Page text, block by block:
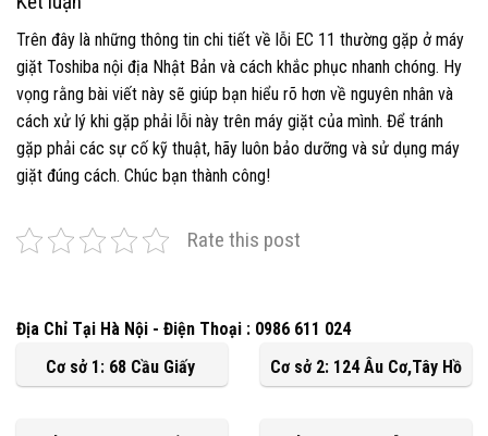
Trên đây là những thông tin chi tiết về lỗi EC 11 thường gặp ở máy
giặt Toshiba nội địa Nhật Bản và cách khắc phục nhanh chóng. Hy
vọng rằng bài viết này sẽ giúp bạn hiểu rõ hơn về nguyên nhân và
cách xử lý khi gặp phải lỗi này trên máy giặt của mình. Để tránh
gặp phải các sự cố kỹ thuật, hãy luôn bảo dưỡng và sử dụng máy
giặt đúng cách. Chúc bạn thành công!
Rate this post
Địa Chỉ Tại Hà Nội - Điện Thoại : 0986 611 024
Cơ sở 1: 68 Cầu Giấy
Cơ sở 2: 124 Âu Cơ,Tây Hồ